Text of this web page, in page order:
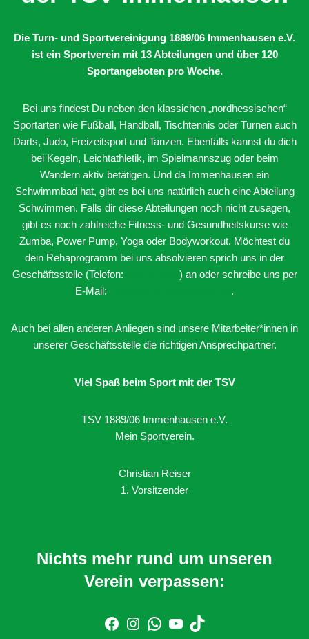
Die Turn- und Sportvereinigung 1889/06 Immenhausen e.V.
ist ein Sportverein mit 13 Abteilungen und über 120
Sportangeboten pro Woche.
Bei uns findest Du neben den klassichen „nordhessischen“
Sportarten wie Fußball, Handball, Tischtennis oder Turnen auch
Darts, Judo, Freizeitsport und Tanzen. Ebenfalls kannst du dich
bei Kegeln, Leichtathletik, im Spielmannszug oder beim
Wandern aktiv betätigen. Und da Immenhausen ein
Schwimmbad hat, gibt es bei uns natürlich auch eine Abteilung
Schwimmen. Falls dir diese Abteilungen noch nicht zusagen,
gibt es noch zahlreiche Fitness- und Gesundheitskurse wie
Zumba, Power Pump, Yoga oder Bodyworkout. Möchtest du
dein Rehaprogramm bei uns absolvieren sprich uns in der
Geschäftsstelle (Telefon:
) an oder schreibe uns per
E-Mail:
.
Auch bei allen anderen Anliegen sind unsere Mitarbeiter*innen in
unserer Geschäftsstelle die richtigen Ansprechpartner.
Viel Spaß beim Sport mit der TSV
TSV 1889/06 Immenhausen e.V.
Mein Sportverein.
Christian Reiser
1. Vorsitzender
Nichts mehr rund um unseren
Verein verpassen: